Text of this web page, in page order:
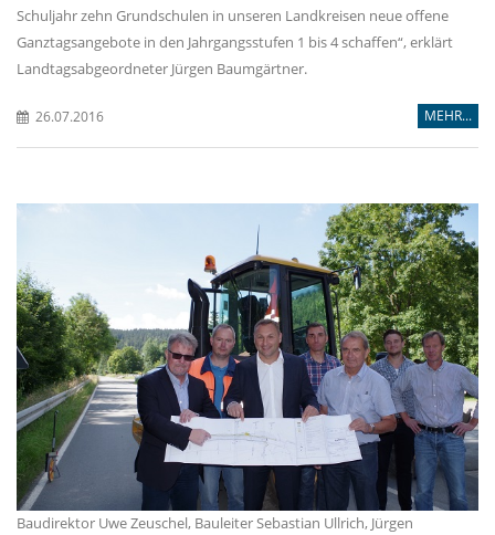
Schuljahr zehn Grundschulen in unseren Landkreisen neue offene
Ganztagsangebote in den Jahrgangsstufen 1 bis 4 schaffen“, erklärt
Landtagsabgeordneter Jürgen Baumgärtner.
26.07.2016 MEHR...
Baudirektor Uwe Zeuschel, Bauleiter Sebastian Ullrich, Jürgen